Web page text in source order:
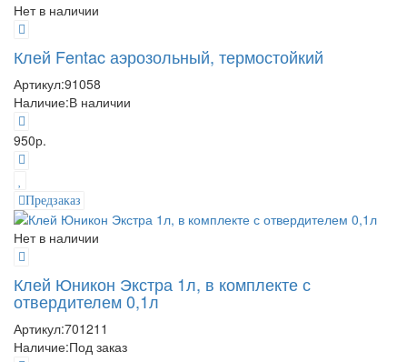
Нет в наличии
Клей Fentac аэрозольный, термостойкий
Артикул:91058
Наличие:В наличии
950р.
Предзаказ
Нет в наличии
Клей Юникон Экстра 1л, в комплекте с
отвердителем 0,1л
Артикул:701211
Наличие:Под заказ